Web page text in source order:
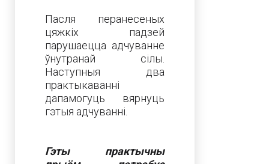
Пасля перанесеных
цяжкіх падзей
парушаецца адчуванне
ўнутранай сілы.
Наступныя два
практыкаванні
дапамогуць вярнуць
гэтыя адчуванні.
Гэты практычны